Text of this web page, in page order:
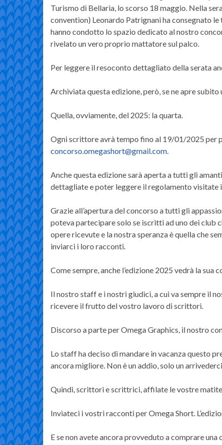
Turismo di Bellaria, lo scorso 18 maggio. Nella
convention) Leonardo Patrignani ha consegnato
hanno condotto lo spazio dedicato al nostro
rivelato un vero proprio mattatore sul palco.
Per leggere il resoconto dettagliato della serata
Archiviata questa edizione, però, se ne apre subito
Quella, ovviamente, del 2025: la quarta.
Ogni scrittore avrà tempo fino al 19/01/2025 per
concorso.omegashort@gmail.com
Anche questa edizione sarà aperta a tutti gli
dettagliate e poter leggere il regolamento visitate
Grazie all’apertura del concorso a tutti gli
poteva partecipare solo se iscritti ad uno dei club
opere ricevute e la nostra speranza è quella che
inviarci i loro racconti.
Come sempre, anche l’edizione 2025 vedrà la
Il nostro staff e i nostri giudici, a cui va sempre il
ricevere il frutto del vostro lavoro di scrittori.
Discorso a parte per Omega Graphics, il nostro
Lo staff ha deciso di mandare in vacanza questo
ancora migliore. Non è un addio, solo un
Quindi, scrittori e scrittrici, affilate le vostre
Inviateci i vostri racconti per Omega Short.
E se non avete ancora provveduto a comprare